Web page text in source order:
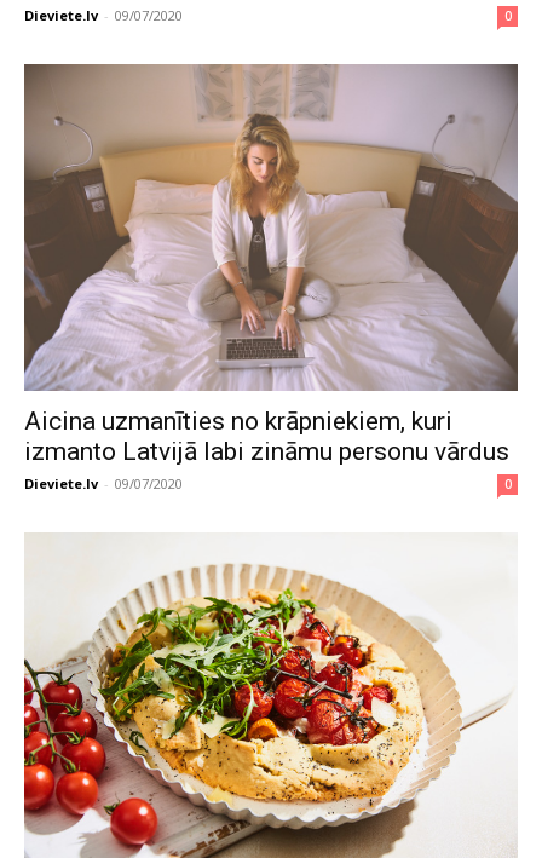
Dieviete.lv - 09/07/2020 0
Aicina uzmanīties no krāpniekiem, kuri
izmanto Latvijā labi zināmu personu vārdus
Dieviete.lv - 09/07/2020 0